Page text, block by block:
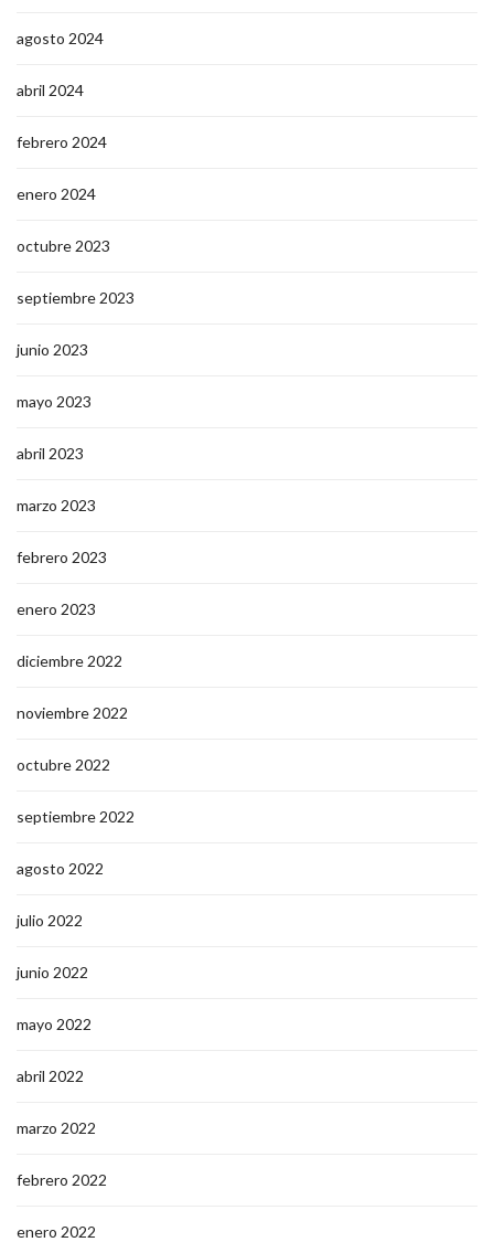
agosto 2024
abril 2024
febrero 2024
enero 2024
octubre 2023
septiembre 2023
junio 2023
mayo 2023
abril 2023
marzo 2023
febrero 2023
enero 2023
diciembre 2022
noviembre 2022
octubre 2022
septiembre 2022
agosto 2022
julio 2022
junio 2022
mayo 2022
abril 2022
marzo 2022
febrero 2022
enero 2022